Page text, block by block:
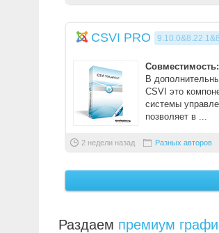
CSVI PRO
В
CSVI это
системы
позволяет в ...
2 недели назад Разных авторов
Раздаем премиум